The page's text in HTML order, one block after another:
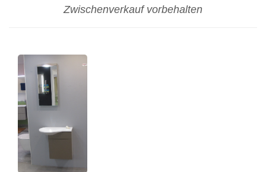
Zwischenverkauf vorbehalten